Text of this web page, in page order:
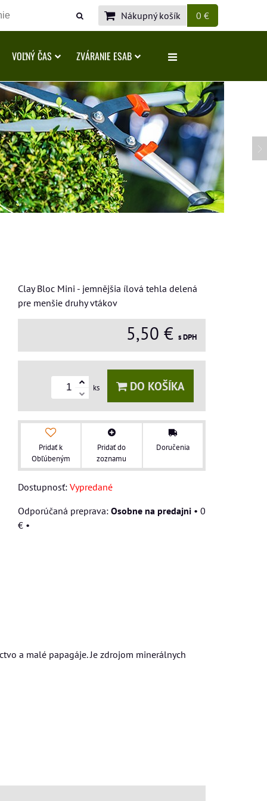
Nákupný košík 0 €
VOĽNÝ ČAS ZVÁRANIE ESAB
Clay Bloc Mini - jemnějšia ílová tehla delená
pre menšie druhy vtákov
5,50 € s DPH
ks DO KOŠÍKA
Pridať k
Obľúbeným
Pridať do
zoznamu
Doručenia
Dostupnosť: Vypredané
Osobne na predajni • 0
€ •
a malé papagáje. Je zdrojom minerálnych